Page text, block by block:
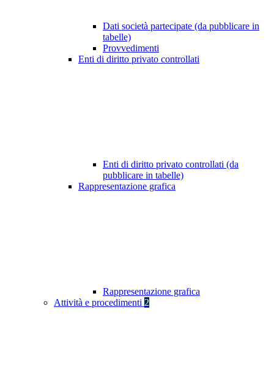
Dati società partecipate (da pubblicare in
tabelle)
Provvedimenti
Enti di diritto privato controllati
Enti di diritto privato controllati (da
pubblicare in tabelle)
Rappresentazione grafica
Rappresentazione grafica
Attività e procedimenti 2